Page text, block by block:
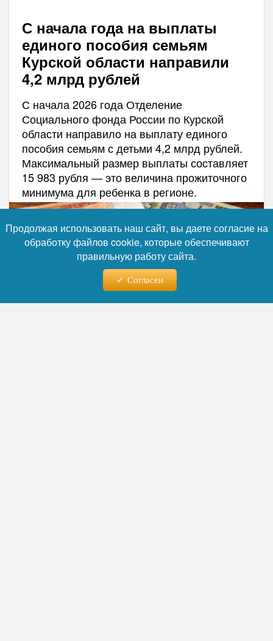
С начала года на выплаты
единого пособия семьям
Курской области направили
4,2 млрд рублей
С начала 2026 года Отделение
Социального фонда России по Курской
области направило на выплату единого
пособия семьям с детьми 4,2 млрд рублей.
Максимальный размер выплаты составляет
15 983 рубля — это величина прожиточного
минимума для ребенка в регионе.
Продолжая использовать наш сайт, вы даете согласие на
обработку файлов cookie, которые обеспечивают
правильную работу сайта.
Согласен